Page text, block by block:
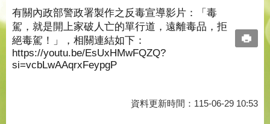
有關內政部警政署製作之反毒宣導影片：「毒
駕，就是開上家破人亡的單行道，遠離毒品，拒
絕毒駕！」，相關連結如下：
https://youtu.be/EsUxHMwFQZQ?
si=vcbLwAAqrxFeypgP
資料更新時間：115-06-29 10:53